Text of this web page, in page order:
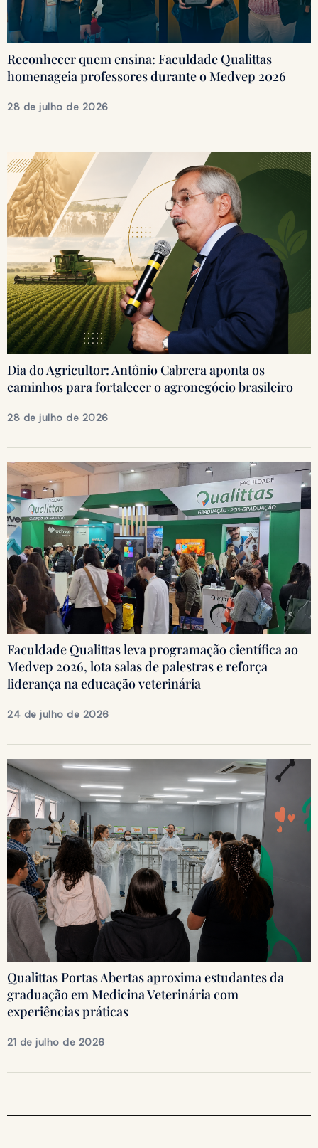
Reconhecer quem ensina: Faculdade Qualittas
homenageia professores durante o Medvep 2026
28 de julho de 2026
Dia do Agricultor: Antônio Cabrera aponta os
caminhos para fortalecer o agronegócio brasileiro
28 de julho de 2026
Faculdade Qualittas leva programação científica ao
Medvep 2026, lota salas de palestras e reforça
liderança na educação veterinária
24 de julho de 2026
Qualittas Portas Abertas aproxima estudantes da
graduação em Medicina Veterinária com
experiências práticas
21 de julho de 2026